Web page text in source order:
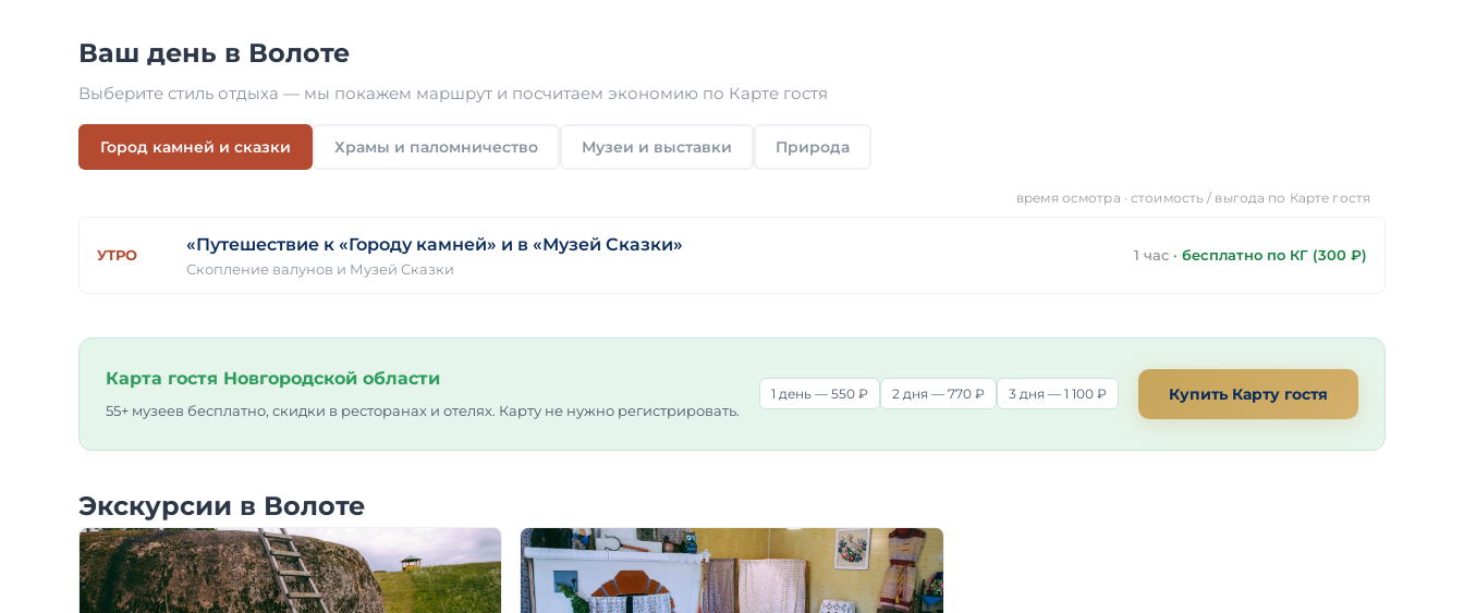
Ваш день в Волоте
Выберите стиль отдыха — мы покажем маршрут и посчитаем экономию по Карте гостя
Город камней и сказки Храмы и паломничество Музеи и выставки Природа
время осмотра · стоимость / выгода по Карте гостя
УТРО
«Путешествие к «Городу камней» и в «Музей Сказки»
Скопление валунов и Музей Сказки
1 час · бесплатно по КГ (300 ₽)
Карта гостя Новгородской области
55+ музеев бесплатно, скидки в ресторанах и отелях. Карту не нужно регистрировать.
1 день — 550 ₽ 2 дня — 770 ₽ 3 дня — 1 100 ₽ Купить Карту гостя
Экскурсии в Волоте